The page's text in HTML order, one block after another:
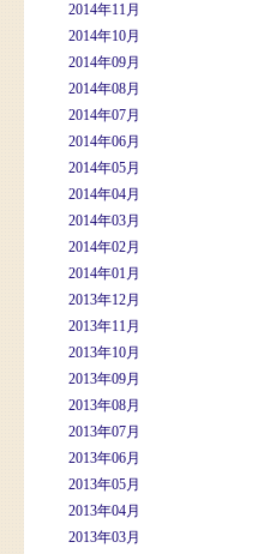
2014年11月
2014年10月
2014年09月
2014年08月
2014年07月
2014年06月
2014年05月
2014年04月
2014年03月
2014年02月
2014年01月
2013年12月
2013年11月
2013年10月
2013年09月
2013年08月
2013年07月
2013年06月
2013年05月
2013年04月
2013年03月